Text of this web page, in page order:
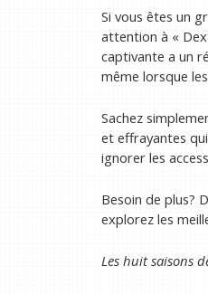
Si vous êtes un
attention à «
captivante a un
même lorsque
Sachez
et effrayantes
ignorer les
Besoin de plus?
explorez les
Les huit saisons